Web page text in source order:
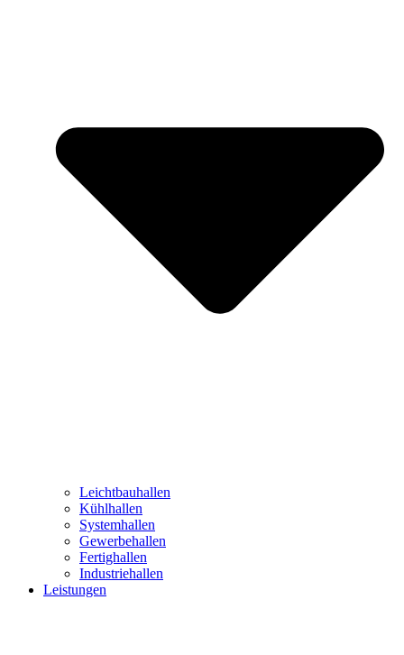
Leichtbauhallen
Kühlhallen
Systemhallen
Gewerbehallen
Fertighallen
Industriehallen
Leistungen